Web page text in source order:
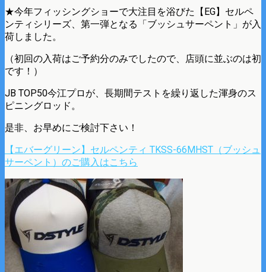
★今年フィッシングショーで大注目を浴びた【EG】セルペ
ンティシリーズ、第一弾となる「ブッシュサーペント」が入
荷しました。
（初回の入荷はご予約分のみでしたので、店頭に並ぶのは初
です！）
JB TOP50今江プロが、長期間テストを繰り返した渾身のス
ピニングロッド。
是非、お早めにご検討下さい！
【エバーグリーン】セルペンティ TKSS-66MHST（ブッシュ
サーペント）のご購入はこちら